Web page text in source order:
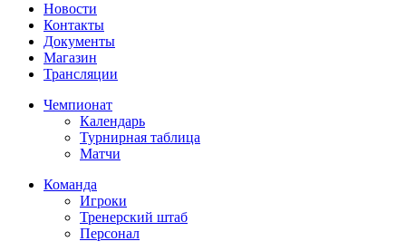
Новости
Контакты
Документы
Магазин
Трансляции
Чемпионат
Календарь
Турнирная таблица
Матчи
Команда
Игроки
Тренерский штаб
Персонал